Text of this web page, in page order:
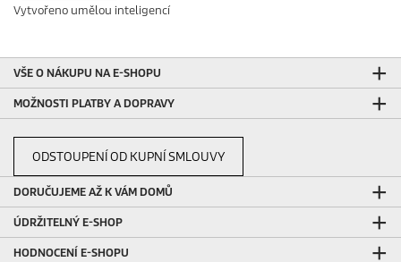
Vytvořeno umělou inteligencí
VŠE O NÁKUPU NA E-SHOPU
MOŽNOSTI PLATBY A DOPRAVY
ODSTOUPENÍ OD KUPNÍ SMLOUVY
DORUČUJEME AŽ K VÁM DOMŮ
ÚDRŽITELNÝ E-SHOP
HODNOCENÍ E-SHOPU